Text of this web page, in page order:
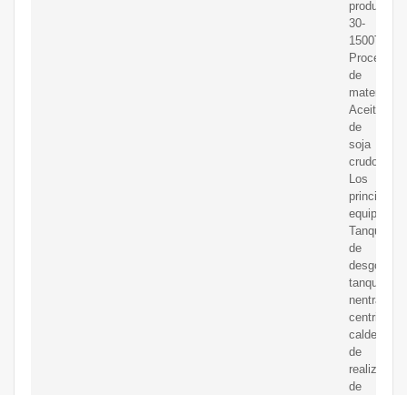
productiva:
30-
1500T/D
de
materiales:
Aceite
de
soja
crudo
Los
principales
equipos:
Tanque
de
tanque
centrifugar,
caldera
de
realización
de